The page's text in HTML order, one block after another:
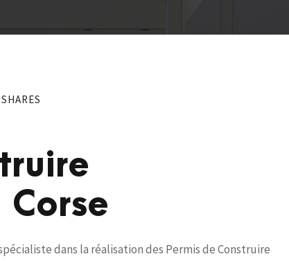
SHARES
dans la réalisation des Permis de Construire